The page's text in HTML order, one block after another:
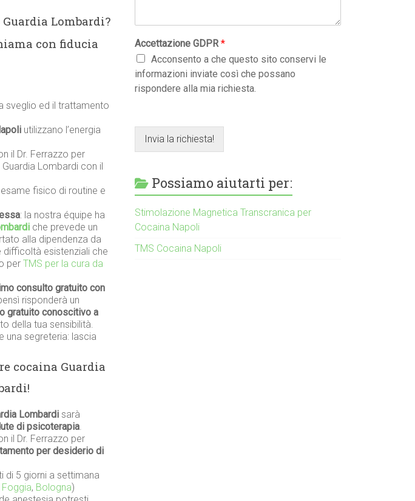
Lombardi?
con fiducia
sveglio ed il trattamento
utilizzano l’energia
il Dr. Ferrazzo per
Lombardi con il
fisico di routine e
: la nostra équipe ha
che prevede un
alla dipendenza da
difficoltà esistenziali che
per TMS per la cura da
consulto gratuito con
risponderà un
gratuito conoscitivo a
della tua sensibilità.
una segreteria: lascia
cocaina Guardia
Lombardi sarà
di psicoterapia.
il Dr. Ferrazzo per
per desiderio di
5 giorni a settimana
Foggia, Bologna)
Accettazione GDPR*
Acconsento a che questo sito conservi le
informazioni inviate così che possano
rispondere alla mia richiesta.
Invia la richiesta!
Possiamo aiutarti per:
Stimolazione Magnetica Transcranica per
Cocaina Napoli
TMS Cocaina Napoli